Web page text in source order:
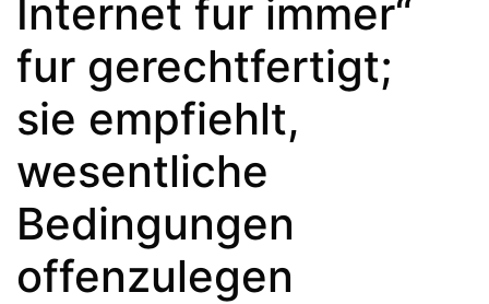
Internet fur immer“
fur gerechtfertigt;
sie empfiehlt,
wesentliche
Bedingungen
offenzulegen